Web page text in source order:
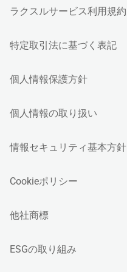
ラクスルサービス利用規約
特定取引法に基づく表記
個人情報保護方針
個人情報の取り扱い
情報セキュリティ基本方針
Cookieポリシー
他社商標
ESGの取り組み